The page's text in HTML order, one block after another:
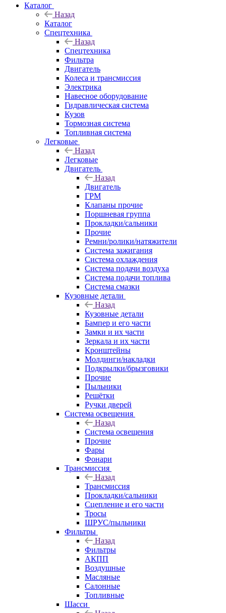
Каталог
Назад
Каталог
Спецтехника
Назад
Спецтехника
Фильтра
Двигатель
Колеса и трансмиссия
Электрика
Навесное оборудование
Гидравлическая система
Кузов
Тормозная система
Топливная система
Легковые
Назад
Легковые
Двигатель
Назад
Двигатель
ГРМ
Клапаны прочие
Поршневая группа
Прокладки/сальники
Прочие
Ремни/ролики/натяжители
Система зажигания
Система охлаждения
Система подачи воздуха
Система подачи топлива
Система смазки
Кузовные детали
Назад
Кузовные детали
Бампер и его части
Замки и их части
Зеркала и их части
Кронштейны
Молдинги/накладки
Подкрылки/брызговики
Прочие
Пыльники
Решётки
Ручки дверей
Система освещения
Назад
Система освещения
Прочие
Фары
Фонари
Трансмиссия
Назад
Трансмиссия
Прокладки/сальники
Сцепление и его части
Тросы
ШРУС/пыльники
Фильтры
Назад
Фильтры
АКПП
Воздушные
Масляные
Салонные
Топливные
Шасси